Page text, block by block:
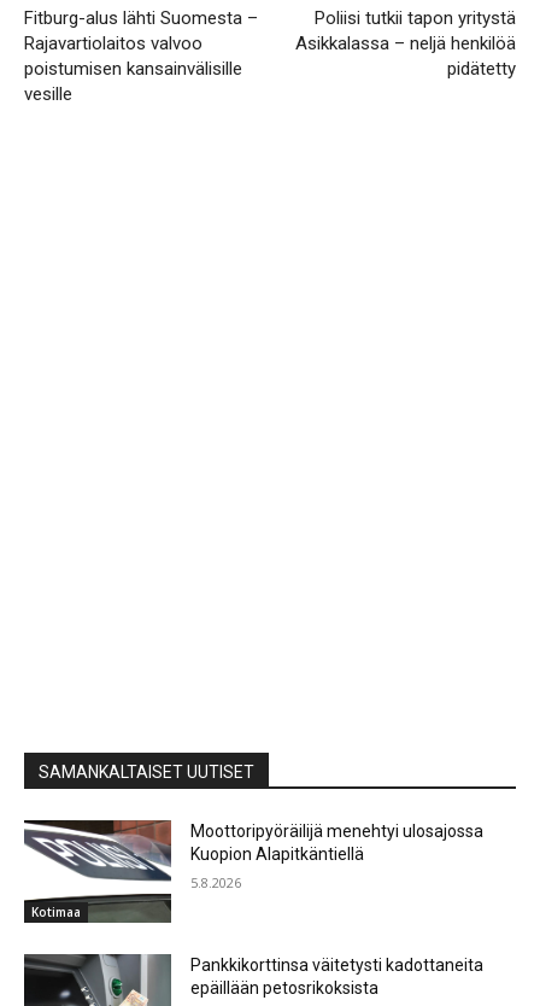
Fitburg-alus lähti Suomesta –
Rajavartiolaitos valvoo
poistumisen kansainvälisille
vesille
Poliisi tutkii tapon yritystä
Asikkalassa – neljä henkilöä
pidätetty
SAMANKALTAISET UUTISET
Kotimaa
Moottoripyöräilijä menehtyi ulosajossa
Kuopion Alapitkäntiellä
5.8.2026
Pankkikorttinsa väitetysti kadottaneita
epäillään petosrikoksista